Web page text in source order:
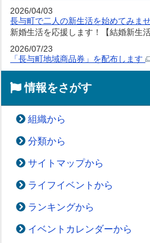
2026/04/03
長与町で二人の新生活を始めてみま
新婚生活を応援します！【結婚新生
2026/07/23
「長与町地域商品券」を配布します
情報をさがす
組織から
分類から
サイトマップから
ライフイベントから
ランキングから
イベントカレンダーから